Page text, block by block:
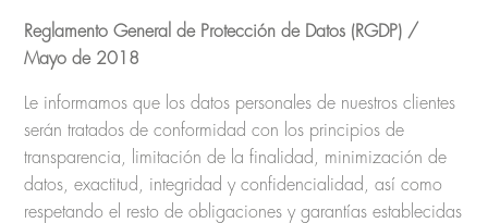
Reglamento General de Protección de Datos (RGDP) /
Mayo de 2018
Le informamos que los datos personales de nuestros clientes
serán tratados de conformidad con los principios de
transparencia, limitación de la finalidad, minimización de
datos, exactitud, integridad y confidencialidad, así como
respetando el resto de obligaciones y garantías establecidas